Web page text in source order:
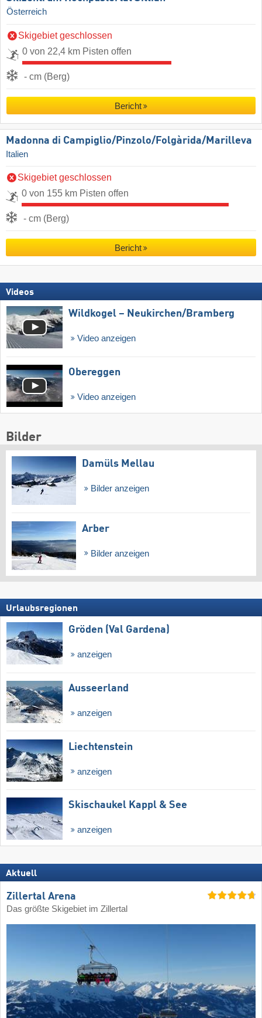
Österreich
Skigebiet geschlossen
0 von 22,4 km Pisten offen
- cm (Berg)
Bericht
Madonna di Campiglio/​Pinzolo/​Folgàrida/​Marilleva
Italien
Skigebiet geschlossen
0 von 155 km Pisten offen
- cm (Berg)
Bericht
Videos
Wildkogel – Neukirchen/​Bramberg
Video anzeigen
Obereggen
Video anzeigen
Bilder
Damüls Mellau
Bilder anzeigen
Arber
Bilder anzeigen
Urlaubsregionen
Gröden (Val Gardena)
anzeigen
Ausseerland
anzeigen
Liechtenstein
anzeigen
Skischaukel Kappl & See
anzeigen
Aktuell
Zillertal Arena
Das größte Skigebiet im Zillertal